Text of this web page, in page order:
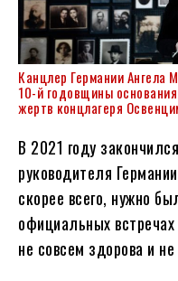
Канцлер Германии Ангела
10-й годовщины
жертв концлагеря
В 2021 году
руководителя
скорее всего, нужно
официальных
не совсем здорова и